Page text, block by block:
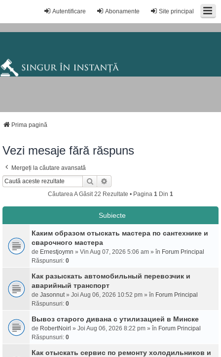
Site principal
Abonamente
Autentificare
Prima pagină
Vezi mesaje fără răspuns
Mergeți la căutare avansată
Căutare
Căutarea A Găsit 22 Rezultate • Pagina 1 Din 1
Subiecte
Каким образом отыскать мастера по сантехнике и
сварочного мастера
de Ernestjoymn » Vin Aug 07, 2026 5:06 am » în Forum Principal
Răspunsuri: 0
Как разыскать автомобильный перевозчик и
аварийный транспорт
de Jasonnut» Joi Aug 06, 2026 10:52 pm » în Forum Principal
Răspunsuri: 0
Вывоз старого дивана с утилизацией в Минске
de RobertNoirl » Joi Aug 06, 2026 8:22 pm » în Forum Principal
Răspunsuri: 0
Как отыскать сервис по ремонту холодильников и